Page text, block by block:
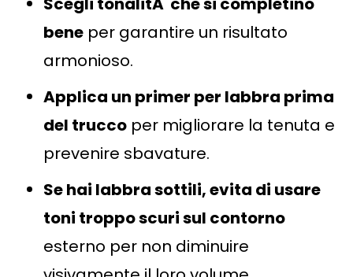
bene per garantire un risultato
armonioso.
Applica un primer per labbra prima
del trucco per migliorare la tenuta e
prevenire sbavature.
Se hai labbra sottili, evita di usare
toni troppo scuri sul contorno
esterno per non diminuire